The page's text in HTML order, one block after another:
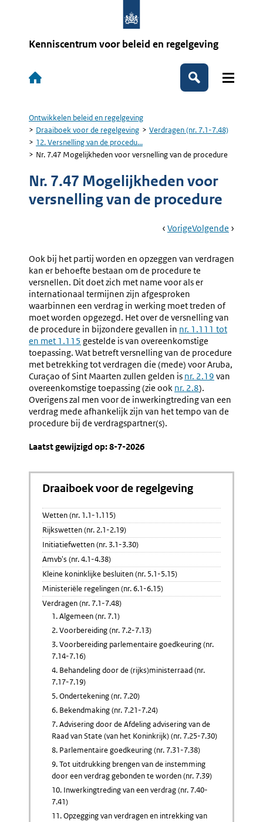
Kenniscentrum voor beleid en regelgeving
Hoofdnavigatie
Zoeken
Kruimelpad
Ontwikkelen beleid en regelgeving
Draaiboek voor de regelgeving
Verdragen (nr. 7.1-7.48)
12. Versnelling van de procedu...
Nr. 7.47 Mogelijkheden voor versnelling van de procedure
Nr. 7.47 Mogelijkheden voor
versnelling van de procedure
Book
Ga
VorigePagina:
Van
De
Procedure
Bijzondere
Gevallen
(nr.
7.47)
Ga
Volgende Pagina:
Ook bij het partij worden en opzeggen van verdragen
kan er behoefte bestaan om de procedure te
versnellen. Dit doet zich met name voor als er
internationaal termijnen zijn afgesproken
waarbinnen een verdrag in werking moet treden of
moet worden opgezegd. Het over de versnelling van
de procedure in bijzondere gevallen in nr. 1.111 tot
en met 1.115 gestelde is van overeenkomstige
toepassing. Wat betreft versnelling van de procedure
met betrekking tot verdragen die (mede) voor Aruba,
Curaçao of Sint Maarten zullen gelden is nr. 2.19 van
overeenkomstige toepassing (zie ook nr. 2.8).
Overigens zal men voor de inwerkingtreding van een
verdrag mede afhankelijk zijn van het tempo van de
procedure bij de verdragspartner(s).
Laatst gewijzigd op: 8-7-2026
Draaiboek voor de regelgeving
Wetten (nr. 1.1-1.115)
Rijkswetten (nr. 2.1-2.19)
Initiatiefwetten (nr. 3.1-3.30)
Amvb's (nr. 4.1-4.38)
Kleine koninklijke besluiten (nr. 5.1-5.15)
Ministeriële regelingen (nr. 6.1-6.15)
Verdragen (nr. 7.1-7.48)
1. Algemeen (nr. 7.1)
2. Voorbereiding (nr. 7.2-7.13)
3. Voorbereiding parlementaire goedkeuring (nr.
7.14-7.16)
4. Behandeling door de (rijks)ministerraad (nr.
7.17-7.19)
5. Ondertekening (nr. 7.20)
6. Bekendmaking (nr. 7.21-7.24)
7. Advisering door de Afdeling advisering van de
Raad van State (van het Koninkrijk) (nr. 7.25-7.30)
8. Parlementaire goedkeuring (nr. 7.31-7.38)
9. Tot uitdrukking brengen van de instemming
door een verdrag gebonden te worden (nr. 7.39)
10. Inwerkingtreding van een verdrag (nr. 7.40-
7.41)
11. Opzegging van verdragen en intrekking van